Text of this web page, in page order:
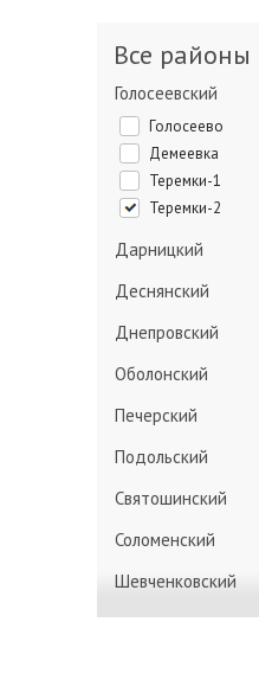
Все районы
Голосеевский
Голосеево
Демеевка
Теремки-1
Теремки-2
Дарницкий
Деснянский
Днепровский
Оболонский
Печерский
Подольский
Святошинский
Соломенский
Шевченковский